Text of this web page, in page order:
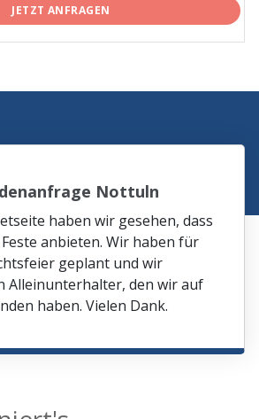
JETZT ANFRAGEN
Nottuln
haben wir gesehen, dass
anbieten. Wir haben für
geplant und wir
Alleinunterhalter, den wir auf
haben. Vielen Dank.